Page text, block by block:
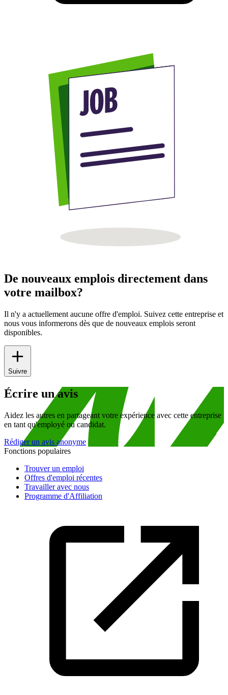
De nouveaux emplois directement dans
votre mailbox?
Il n'y a actuellement aucune offre d'emploi. Suivez cette entreprise et
nous vous informerons dès que de nouveaux emplois seront
disponibles.
Suivre
Écrire un avis
Aidez les autres en partageant votre expérience avec cette entreprise
en tant qu'employé ou candidat.
Rédiger un avis anonyme
Fonctions populaires
Trouver un emploi
Offres d'emploi récentes
Travailler avec nous
Programme d'Affiliation